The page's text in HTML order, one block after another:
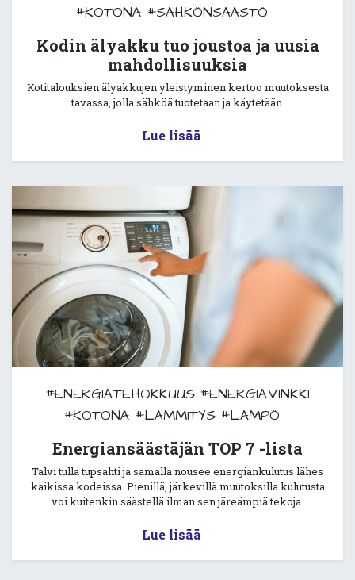
#KOTONA #SÄHKÖNSÄÄSTÖ
Kodin älyakku tuo joustoa ja uusia
mahdollisuuksia
Kotitalouksien älyakkujen yleistyminen kertoo muutoksesta
tavassa, jolla sähköä tuotetaan ja käytetään.
Lue lisää
#ENERGIATEHOKKUUS #ENERGIAVINKKI
#KOTONA #LÄMMITYS #LÄMPÖ
Energiansäästäjän TOP 7 -lista
Talvi tulla tupsahti ja samalla nousee energiankulutus lähes
kaikissa kodeissa. Pienillä, järkevillä muutoksilla kulutusta
voi kuitenkin säästellä ilman sen järeämpiä tekoja.
Lue lisää